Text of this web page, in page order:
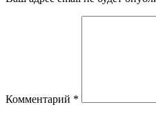
Комментарий *